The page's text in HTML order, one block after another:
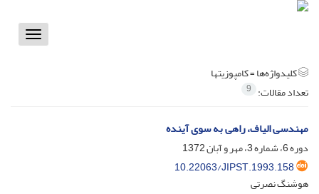
Toggle
کلیدواژه‌ها =کامپوزیتها
تعداد مقالات: 9
مهندسی الیاف، راهی به سوی آینده
دوره 6، شماره 3، مهر و آبان 1372
10.22063/JIPST.1993.158
هوشنگ نصرتی